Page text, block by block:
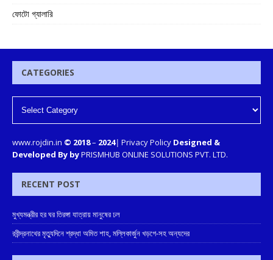
ফোটো গ্যালারি
CATEGORIES
www.rojdin.in © 2018– 2024| Privacy Policy Designed &
Developed By byPRISMHUB ONLINE SOLUTIONS PVT. LTD.
RECENT POST
মুখ্যমন্ত্রীর হর ঘর তিরঙ্গা যাত্রায় মানুষের ঢল
রবীন্দ্রনাথের মৃত্যুদিনে শ্রদ্ধা অমিত শাহ, মল্লিকার্জুন খড়গে-সহ অন্যদের